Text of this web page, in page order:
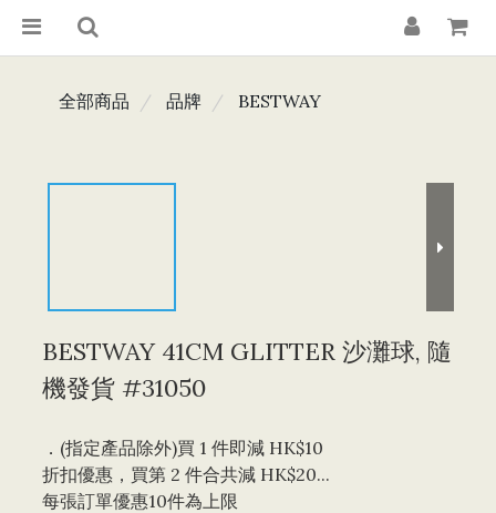
全部商品 品牌 BESTWAY
BESTWAY 41CM GLITTER 沙灘球, 隨
機發貨 #31050
．(指定產品除外)買 1 件即減 HK$10
折扣優惠，買第 2 件合共減 HK$20...
每張訂單優惠10件為上限